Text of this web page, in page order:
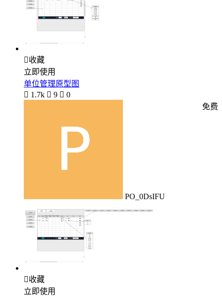
收藏
立即使用
单位管理原型图
 1.7k  9  0
PO_0DsIFU
免费
收藏
立即使用